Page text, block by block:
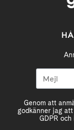
Genom att
godkänner jag
GDPR